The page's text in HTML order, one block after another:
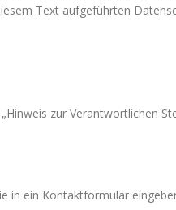
Text aufgeführten
zur Verantwortlichen
in ein Kontaktformular